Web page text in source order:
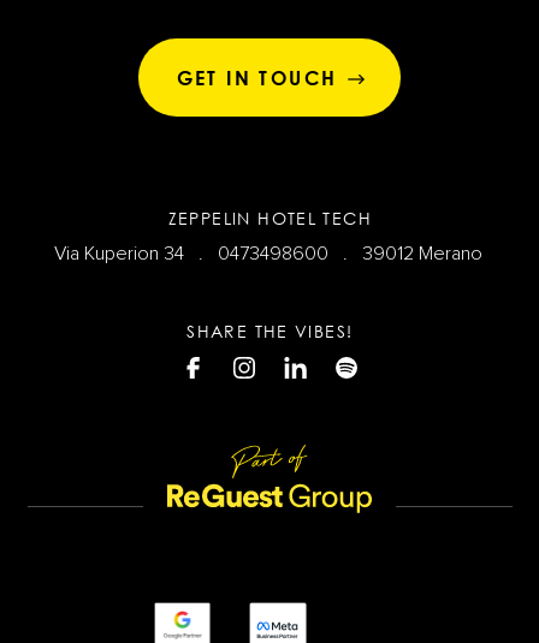
GET IN TOUCH
SHARE THE VIBES!
ZEPPELIN HOTEL TECH
Via Kuperion 34 . 0473498600 . 39012 Merano